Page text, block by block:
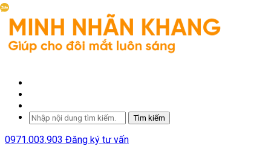
Tìm kiếm
0971.003.903 Đăng ký tư vấn